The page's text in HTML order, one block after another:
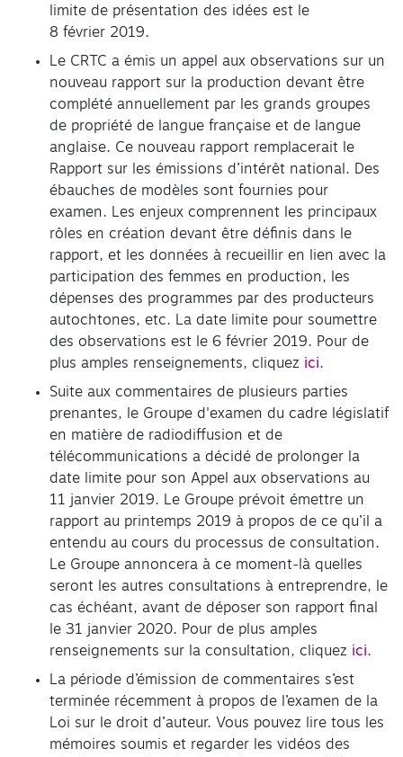
limite de présentation des idées est le
8 février 2019.
Le CRTC a émis un appel aux observations sur un
nouveau rapport sur la production devant être
complété annuellement par les grands groupes
de propriété de langue française et de langue
anglaise. Ce nouveau rapport remplacerait le
Rapport sur les émissions d’intérêt national. Des
ébauches de modèles sont fournies pour
examen. Les enjeux comprennent les principaux
rôles en création devant être définis dans le
rapport, et les données à recueillir en lien avec la
participation des femmes en production, les
dépenses des programmes par des producteurs
autochtones, etc. La date limite pour soumettre
des observations est le 6 février 2019. Pour de
plus amples renseignements, cliquez ici.
Suite aux commentaires de plusieurs parties
prenantes, le Groupe d'examen du cadre législatif
en matière de radiodiffusion et de
télécommunications a décidé de prolonger la
date limite pour son Appel aux observations au
11 janvier 2019. Le Groupe prévoit émettre un
rapport au printemps 2019 à propos de ce qu’il a
entendu au cours du processus de consultation.
Le Groupe annoncera à ce moment-là quelles
seront les autres consultations à entreprendre, le
cas échéant, avant de déposer son rapport final
le 31 janvier 2020. Pour de plus amples
renseignements sur la consultation, cliquez ici.
La période d’émission de commentaires s’est
terminée récemment à propos de l’examen de la
Loi sur le droit d’auteur. Vous pouvez lire tous les
mémoires soumis et regarder les vidéos des